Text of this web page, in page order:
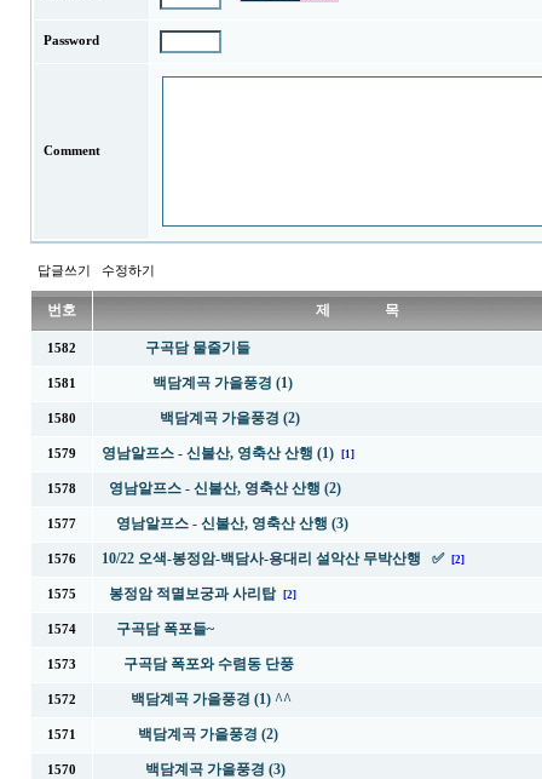
Password
Comment
답글쓰기 수정하기
번호 제 목
1582 구곡담 물줄기들
1581 백담계곡 가을풍경 (1)
1580 백담계곡 가을풍경 (2)
1579 영남알프스 - 신불산, 영축산 산행 (1) [1]
1578 영남알프스 - 신불산, 영축산 산행 (2)
1577 영남알프스 - 신불산, 영축산 산행 (3)
1576 10/22 오색-봉정암-백담사-용대리 설악산 무박산행 ✅ [2]
1575 봉정암 적멸보궁과 사리탑 [2]
1574 구곡담 폭포들~
1573 구곡담 폭포와 수렴동 단풍
1572 백담계곡 가을풍경 (1) ^^
1571 백담계곡 가을풍경 (2)
1570 백담계곡 가을풍경 (3)